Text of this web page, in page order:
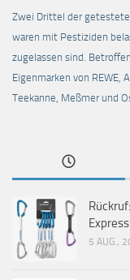
Zwei Drittel der
waren mit Pestiziden
zugelassen sind.
Eigenmarken von REWE,
Teekanne, Meßmer und
5 AUG.,